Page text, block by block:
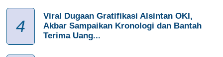
4
Viral Dugaan Gratifikasi Alsintan OKI,
Akbar Sampaikan Kronologi dan Bantah
Terima Uang...